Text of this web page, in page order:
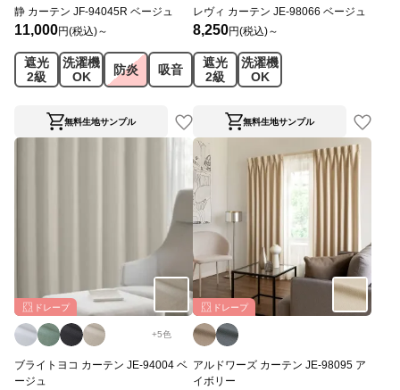
静 カーテン JF-94045R ベージュ
11,000円(税込)～
遮光
2級
洗濯機
OK
防炎 吸音
無料生地サンプル
レヴィ カーテン JE-98066 ベージュ
8,250円(税込)～
遮光
2級
洗濯機
OK
無料生地サンプル
ドレープ
+5色
ブライトヨコ カーテン JE-94004 ベ
ージュ
ドレープ
アルドワーズ カーテン JE-98095 ア
イボリー